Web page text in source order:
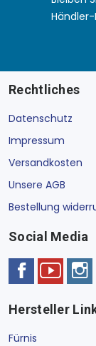
Rechtliches
Datenschutz
Impressum
Versandkosten
Unsere AGB
Bestellung
Social Media
Hersteller
Fürnis